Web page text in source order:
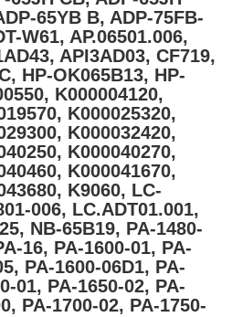
65YB B, ADP-75FB-
W61, AP.06501.006,
API3AD03, CF719,
HP-OK065B13, HP-
K000004120,
K000025320,
K000032420,
K000040270,
K000041670,
K9060, LC-
006, LC.ADT01.001,
NB-65B19, PA-1480-
16, PA-1600-01, PA-
PA-1600-06D1, PA-
01, PA-1650-02, PA-
PA-1700-02, PA-1750-